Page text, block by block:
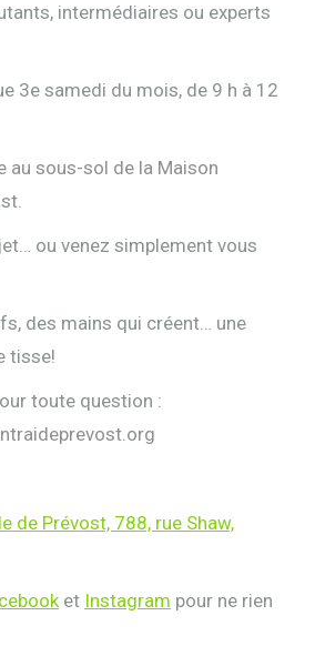
intermédiaires ou experts
3e samedi du mois, de 9 h à 12
au sous-sol de la Maison
ou venez simplement vous
des mains qui créent… une
tisse!
toute question :
de Prévost, 788, rue Shaw,
et Instagram pour ne rien